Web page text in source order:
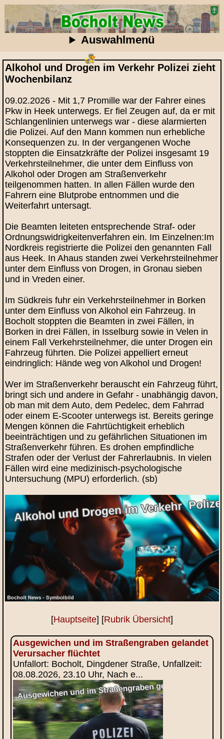
Auswahlmenü
Alkohol und Drogen im Verkehr Polizei zieht
Wochenbilanz
09.02.2026 - Mit 1,7 Promille war der Fahrer eines
Pkw in Heek unterwegs. Er fiel Zeugen auf, da er mit
Schlangenlinien unterwegs war - diese alarmierten
die Polizei. Auf den Mann kommen nun erhebliche
Konsequenzen zu. In der vergangenen Woche
stoppten die Einsatzkräfte der Polizei insgesamt 19
Verkehrsteilnehmer, die unter dem Einfluss von
Alkohol oder Drogen am Straßenverkehr
teilgenommen hatten. In allen Fällen wurde den
Fahrern eine Blutprobe entnommen und die
Weiterfahrt untersagt.
Die Beamten leiteten entsprechende Straf- oder
Ordnungswidrigkeitenverfahren ein. Im Einzelnen:Im
Nordkreis registrierte die Polizei den genannten Fall
aus Heek. In Ahaus standen zwei Verkehrsteilnehmer
unter dem Einfluss von Drogen, in Gronau sieben
und in Vreden einer.
Im Südkreis fuhr ein Verkehrsteilnehmer in Borken
unter dem Einfluss von Alkohol ein Fahrzeug. In
Bocholt stoppten die Beamten in zwei Fällen, in
Borken in drei Fällen, in Isselburg sowie in Velen in
einem Fall Verkehrsteilnehmer, die unter Drogen ein
Fahrzeug führten. Die Polizei appelliert erneut
eindringlich: Hände weg von Alkohol und Drogen!
Wer im Straßenverkehr berauscht ein Fahrzeug führt,
bringt sich und andere in Gefahr - unabhängig davon,
ob man mit dem Auto, dem Pedelec, dem Fahrrad
oder einem E-Scooter unterwegs ist. Bereits geringe
Mengen können die Fahrtüchtigkeit erheblich
beeinträchtigen und zu gefährlichen Situationen im
Straßenverkehr führen. Es drohen empfindliche
Strafen oder der Verlust der Fahrerlaubnis. In vielen
Fällen wird eine medizinisch-psychologische
Untersuchung (MPU) erforderlich. (sb)
[Hauptseite] [Rubrik Übersicht]
Ausgewichen und im Straßengraben gelandet
Verursacher flüchtet
Unfallort: Bocholt, Dingdener Straße, Unfallzeit:
08.08.2026, 23.10 Uhr, Nach e...